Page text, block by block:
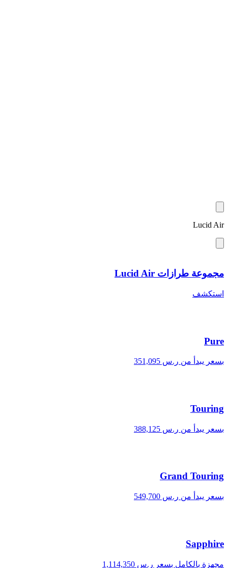
Lucid Air
مجموعة طرازات Lucid Air
استكشف
Pure
بسعر يبدأ من ر.س 351,095
Touring
بسعر يبدأ من ر.س 388,125
Grand Touring
بسعر يبدأ من ر.س 549,700
Sapphire
مجهزة بالكامل بسعر ر.س 1,114,350